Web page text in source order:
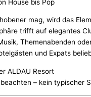
House bis Pop
mag, wird das
trifft auf elegantes
Themenabenden
und Expats
ALDAU Resort
– kein typischer